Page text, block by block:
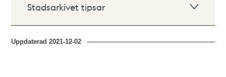
Stadsarkivet tipsar
Uppdaterad2021-12-02